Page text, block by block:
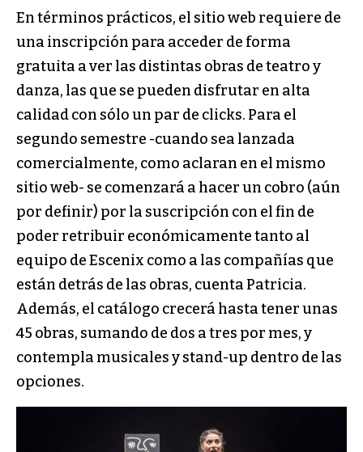
En términos prácticos, el sitio web requiere de
una inscripción para acceder de forma
gratuita a ver las distintas obras de teatro y
danza, las que se pueden disfrutar en alta
calidad con sólo un par de clicks. Para el
segundo semestre -cuando sea lanzada
comercialmente, como aclaran en el mismo
sitio web- se comenzará a hacer un cobro (aún
por definir) por la suscripción con el fin de
poder retribuir económicamente tanto al
equipo de Escenix como a las compañías que
están detrás de las obras, cuenta Patricia.
Además, el catálogo crecerá hasta tener unas
45 obras, sumando de dos a tres por mes, y
contempla musicales y stand-up dentro de las
opciones.